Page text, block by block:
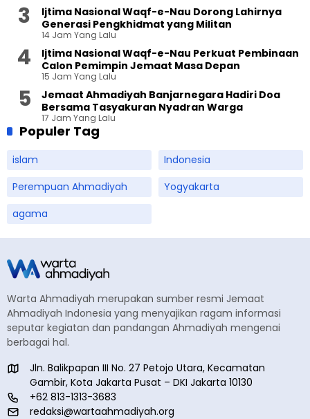
Ijtima Nasional Waqf-e-Nau Dorong Lahirnya
Generasi Pengkhidmat yang Militan
14 Jam Yang Lalu
Ijtima Nasional Waqf-e-Nau Perkuat Pembinaan
Calon Pemimpin Jemaat Masa Depan
15 Jam Yang Lalu
Jemaat Ahmadiyah Banjarnegara Hadiri Doa
Bersama Tasyakuran Nyadran Warga
17 Jam Yang Lalu
Populer Tag
islam
Indonesia
Perempuan Ahmadiyah
Yogyakarta
agama
Warta Ahmadiyah merupakan sumber resmi Jemaat
Ahmadiyah Indonesia yang menyajikan ragam informasi
seputar kegiatan dan pandangan Ahmadiyah mengenai
berbagai hal.
Jln. Balikpapan III No. 27 Petojo Utara, Kecamatan
Gambir, Kota Jakarta Pusat – DKI Jakarta 10130
+62 813-1313-3683
redaksi@wartaahmadiyah.org